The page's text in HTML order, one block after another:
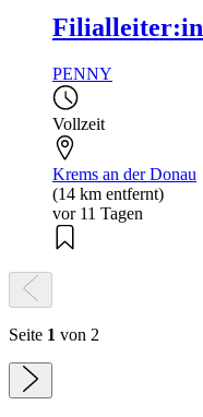
Filialleiter:in
PENNY
Vollzeit
Krems an der Donau
(14 km entfernt)
vor 11 Tagen
Seite 1 von 2